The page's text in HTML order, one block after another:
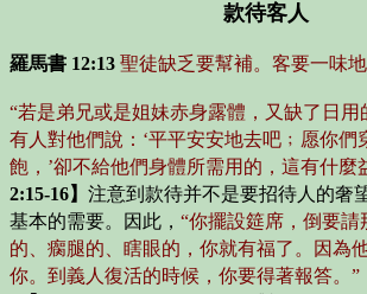
款待客人
羅馬書 12:13 聖徒缺乏要幫補。客要一味地
“若是弟兄或是姐妹赤身露體，又缺了日用
有人對他們說： ‘平平安安地去吧﹔愿你們
飽，’卻不給他們身體所需用的，這有什麼
2:15-16】 注意到款待并不是要招待人的奢
基本的需要。因此， “你擺設筵席，倒要請
的、瘸腿的、瞎眼的，你就有福了。因為
你。到義人復活的時候，你要得著報答。”